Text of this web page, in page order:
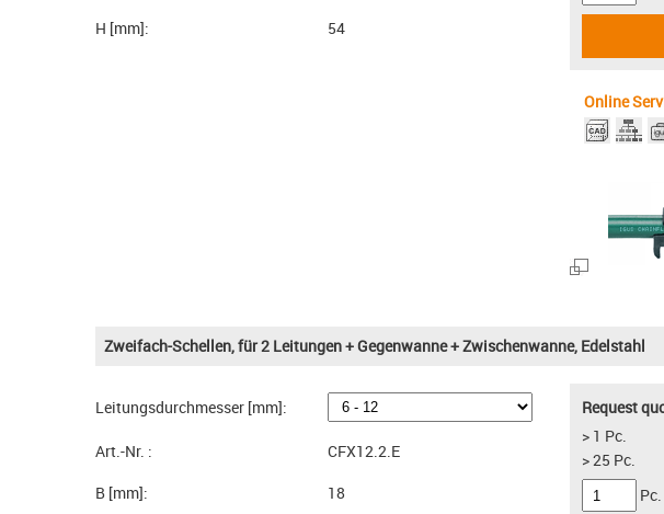
H [mm]:
54
Online
Zweifach-Schellen, für 2 Leitungen + Gegenwanne + Zwischenwanne, Edelstahl
Leitungsdurchmesser [mm]:
Art.-Nr. :
CFX12.2.E
B [mm]:
18
Request
> 1 Pc.
> 25 Pc.
Pc.